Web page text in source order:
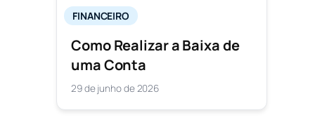
FINANCEIRO
Como Realizar a Baixa de
uma Conta
29 de junho de 2026